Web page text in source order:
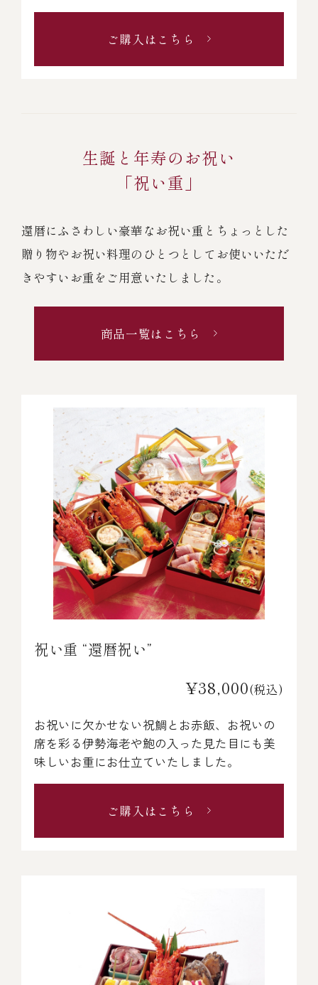
ご購入はこちら
生誕と年寿のお祝い
「祝い重」
還暦にふさわしい豪華なお祝い重とちょっとした
贈り物やお祝い料理のひとつとして お使いいただ
きやすいお重をご用意いたしました。
商品一覧はこちら
祝い重 “還暦祝い”
¥38,000(税込)
お祝いに欠かせない祝鯛とお赤飯、お祝いの
席を彩る伊勢海老や鮑の入った見た目にも美
味しいお重にお仕立ていたしました。
ご購入はこちら